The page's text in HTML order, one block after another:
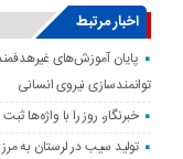
اخبار مرتبط
پایان آموزش‌های
توانمندسازی نیروی انسانی
خبرنگار، روز را با واژه‌ها
تولید سیب در لرستان به مرز ۸۵ هزار تن رسید